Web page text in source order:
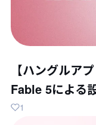
【ハングルア
Fable 5による
1